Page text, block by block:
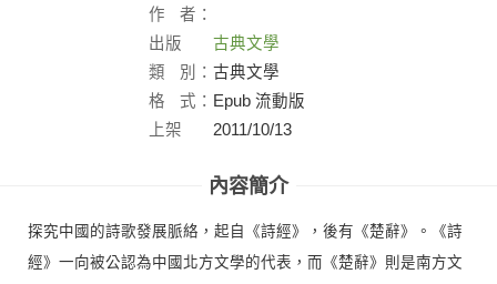
作
者：
出版
社：
古典文學
類
別： 古典文學
格
式： Epub 流動版
上架
2011/10/13
內容簡介
探究中國的詩歌發展脈絡，起自《詩經》，後有《楚辭》。《詩
經》一向被公認為中國北方文學的代表，而《楚辭》則是南方文